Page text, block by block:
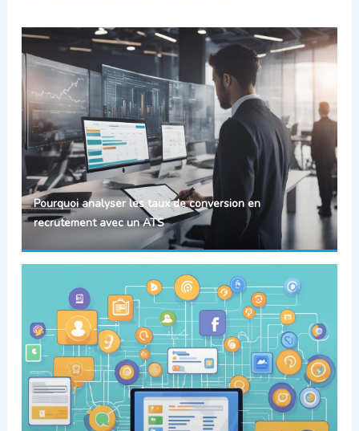
Pourquoi analyser les taux de conversion en
recrutement avec un ATS